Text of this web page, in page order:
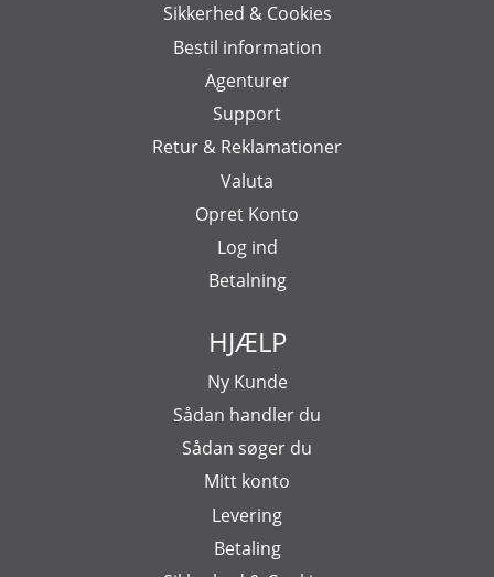
Sikkerhed & Cookies
Bestil information
Agenturer
Support
Retur & Reklamationer
Valuta
Opret Konto
Log ind
Betalning
HJÆLP
Ny Kunde
Sådan handler du
Sådan søger du
Mitt konto
Levering
Betaling